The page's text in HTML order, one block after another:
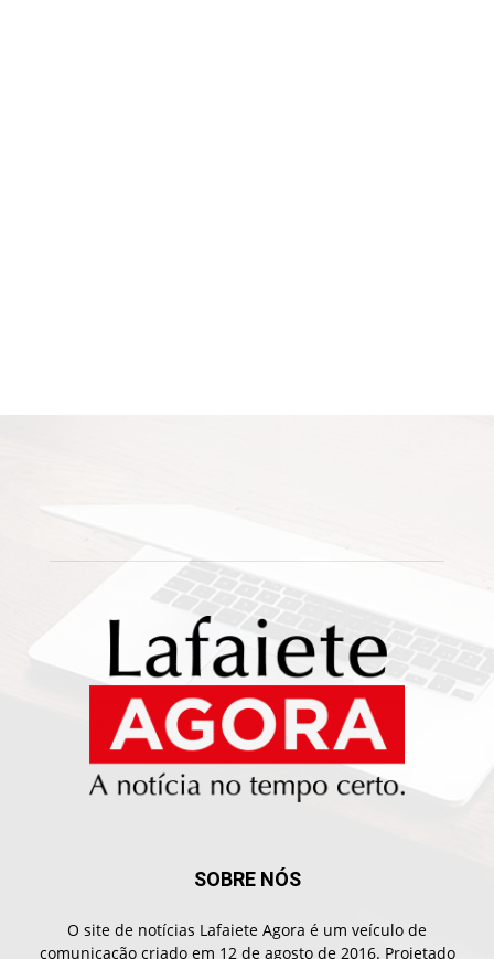
SOBRE NÓS
O site de notícias Lafaiete Agora é um veículo de
comunicação criado em 12 de agosto de 2016. Projetado